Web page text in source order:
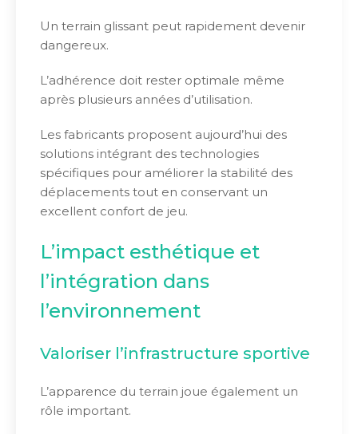
Un terrain glissant peut rapidement devenir
dangereux.
L’adhérence doit rester optimale même
après plusieurs années d’utilisation.
Les fabricants proposent aujourd’hui des
solutions intégrant des technologies
spécifiques pour améliorer la stabilité des
déplacements tout en conservant un
excellent confort de jeu.
L’impact esthétique et
l’intégration dans
l’environnement
Valoriser l’infrastructure sportive
L’apparence du terrain joue également un
rôle important.